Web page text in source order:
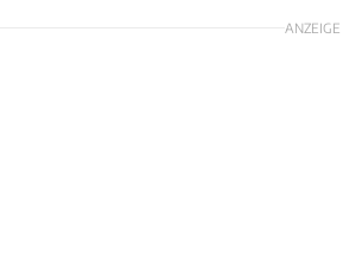
ANZEIGE